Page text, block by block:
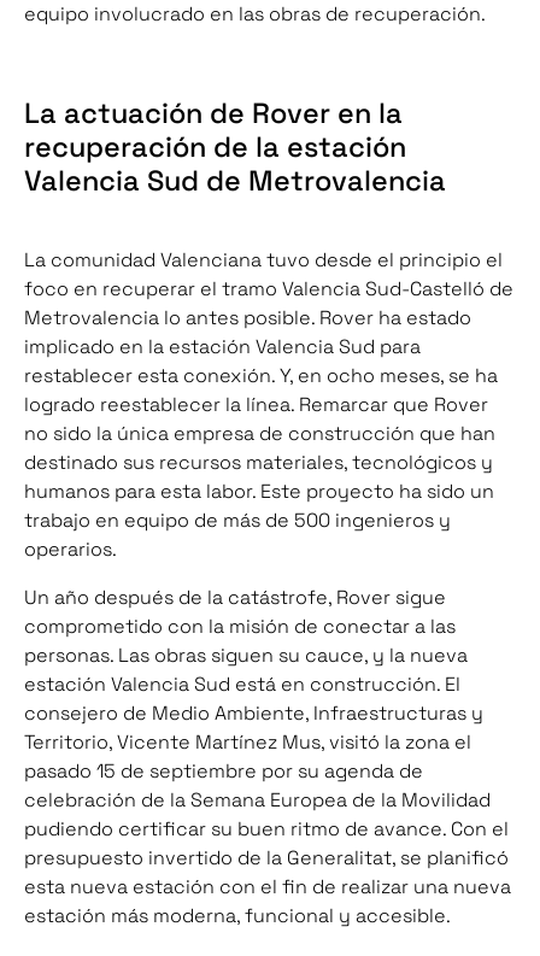
equipo involucrado en las obras de recuperación.
La actuación de Rover en la
recuperación de la estación
Valencia Sud de Metrovalencia
La comunidad Valenciana tuvo desde el principio el
foco en recuperar el tramo Valencia Sud-Castelló de
Metrovalencia lo antes posible. Rover ha estado
implicado en la estación Valencia Sud para
restablecer esta conexión. Y, en ocho meses, se ha
logrado reestablecer la línea. Remarcar que Rover
no sido la única empresa de construcción que han
destinado sus recursos materiales, tecnológicos y
humanos para esta labor. Este proyecto ha sido un
trabajo en equipo de más de 500 ingenieros y
operarios.
Un año después de la catástrofe, Rover sigue
comprometido con la misión de conectar a las
personas. Las obras siguen su cauce, y la nueva
estación Valencia Sud está en construcción. El
consejero de Medio Ambiente, Infraestructuras y
Territorio, Vicente Martínez Mus, visitó la zona el
pasado 15 de septiembre por su agenda de
celebración de la Semana Europea de la Movilidad
pudiendo certificar su buen ritmo de avance. Con el
presupuesto invertido de la Generalitat, se planificó
esta nueva estación con el fin de realizar una nueva
estación más moderna, funcional y accesible.